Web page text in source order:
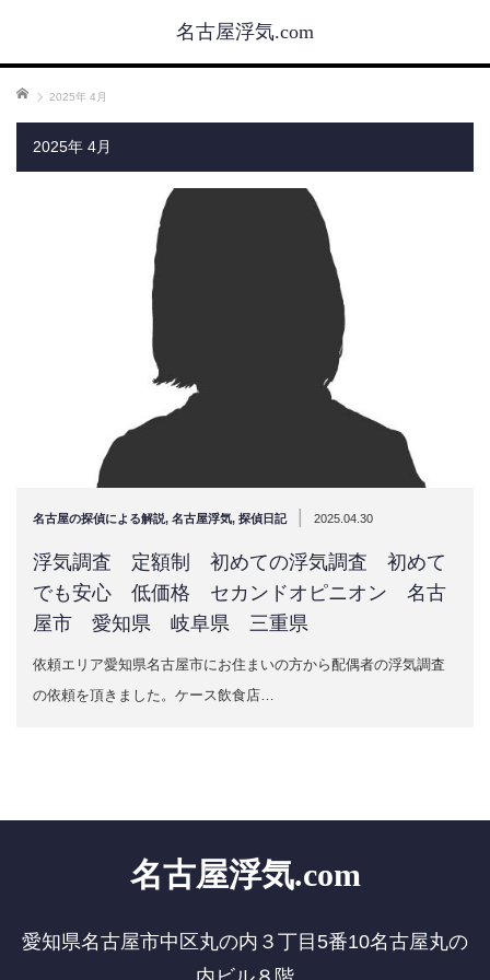
名古屋浮気.com
ホーム 2025年 4月
2025年 4月
名古屋の探偵による解説, 名古屋浮気, 探偵日記 2025.04.30
浮気調査 定額制 初めての浮気調査 初めて
でも安心 低価格 セカンドオピニオン 名古
屋市 愛知県 岐阜県 三重県
依頼エリア愛知県名古屋市にお住まいの方から配偶者の浮気調査
の依頼を頂きました。ケース飲食店…
名古屋浮気.com
愛知県名古屋市中区丸の内３丁目5番10名古屋丸の